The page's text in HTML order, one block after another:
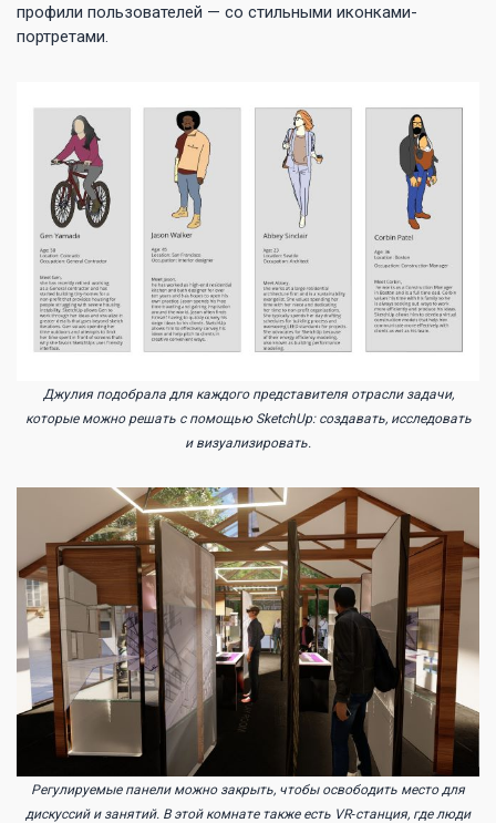
профили пользователей — со стильными иконками-
портретами.
Джулия подобрала для каждого представителя отрасли задачи,
которые можно решать с помощью SketchUp: создавать, исследовать
и визуализировать.
Регулируемые панели можно закрыть, чтобы освободить место для
дискуссий и занятий. В этой комнате также есть VR‑станция, где люди